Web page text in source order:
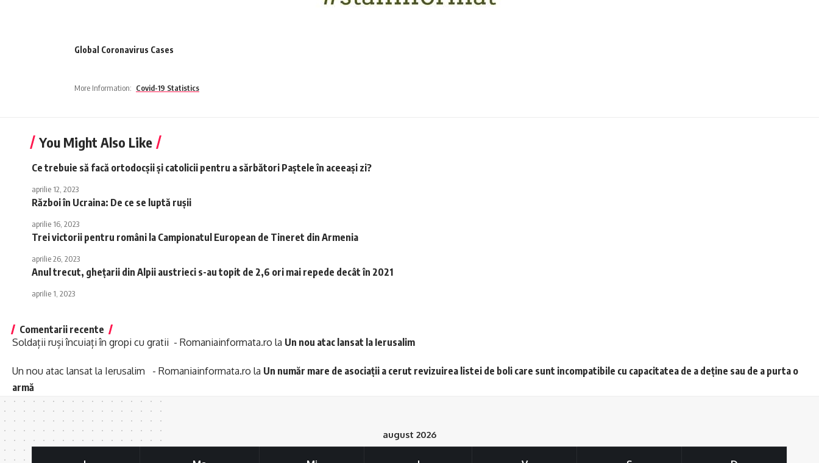
Global Coronavirus Cases
More Information: Covid-19 Statistics
You Might Also Like
Ce trebuie să facă ortodocșii și catolicii pentru a sărbători Paștele în aceeași zi?
aprilie 12, 2023
Război în Ucraina: De ce se luptă rușii
aprilie 16, 2023
Trei victorii pentru români la Campionatul European de Tineret din Armenia
aprilie 26, 2023
Anul trecut, ghețarii din Alpii austrieci s-au topit de 2,6 ori mai repede decât în 2021
aprilie 1, 2023
Comentarii recente
Soldații ruși încuiați în gropi cu gratii - Romaniainformata.ro la Un nou atac lansat la Ierusalim
Un nou atac lansat la Ierusalim - Romaniainformata.ro la Un număr mare de asociații a cerut revizuirea listei de boli care sunt incompatibile cu capacitatea de a deține sau de a purta o
armă
august 2026